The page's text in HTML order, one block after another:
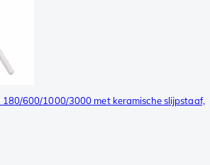
180/600/1000/3000 met keramische slijpstaaf,